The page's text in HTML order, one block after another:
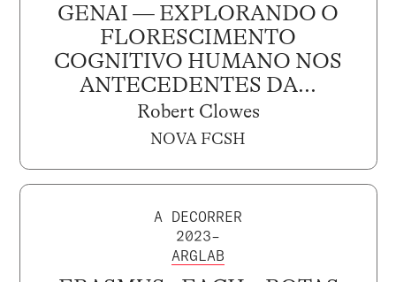
GENAI — EXPLORANDO O
FLORESCIMENTO
COGNITIVO HUMANO NOS
ANTECEDENTES DA...
Robert Clowes
NOVA FCSH
A DECORRER
2023–
ARGLAB